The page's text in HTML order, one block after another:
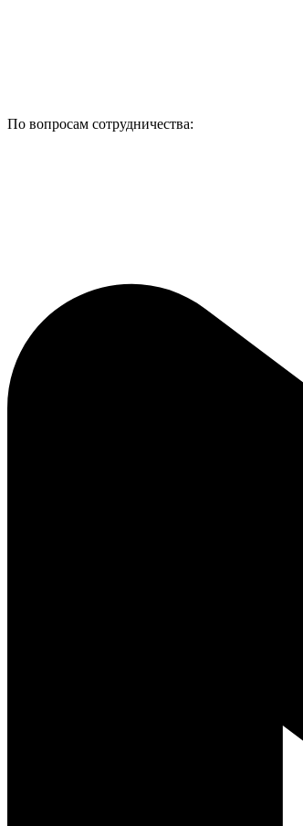
По вопросам сотрудничества: